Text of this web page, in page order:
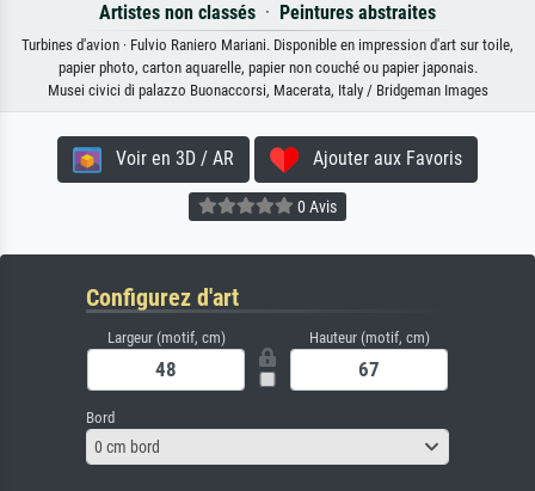
Artistes non classés · Peintures abstraites
Turbines d'avion · Fulvio Raniero Mariani. Disponible en impression d'art sur toile,
papier photo, carton aquarelle, papier non couché ou papier japonais.
Musei civici di palazzo Buonaccorsi, Macerata, Italy / Bridgeman Images
Voir en 3D / AR Ajouter aux Favoris
0 Avis
Configurez d'art
Largeur (motif, cm) Hauteur (motif, cm)
Bord
0 cm bord